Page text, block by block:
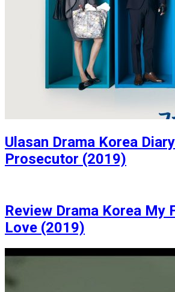
Ulasan Drama Korea
Prosecutor (2019)
Review Drama Korea My
Love (2019)